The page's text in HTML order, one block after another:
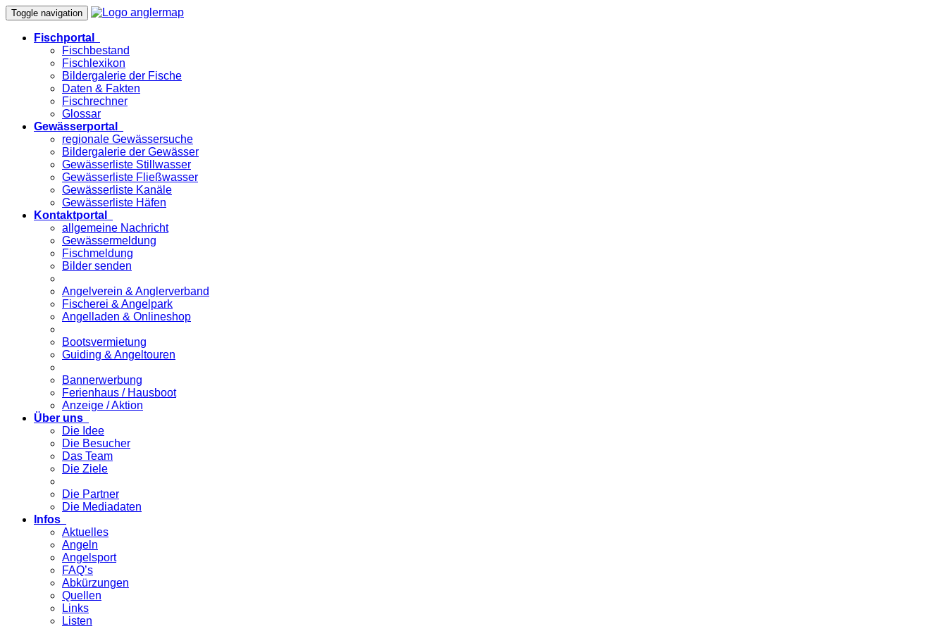
Toggle navigation
Fischportal
Fischbestand
Fischlexikon
Bildergalerie der Fische
Daten & Fakten
Fischrechner
Glossar
Gewässerportal
regionale Gewässersuche
Bildergalerie der Gewässer
Gewässerliste Stillwasser
Gewässerliste Fließwasser
Gewässerliste Kanäle
Gewässerliste Häfen
Kontaktportal
allgemeine Nachricht
Gewässermeldung
Fischmeldung
Bilder senden
Angelverein & Anglerverband
Fischerei & Angelpark
Angelladen & Onlineshop
Bootsvermietung
Guiding & Angeltouren
Bannerwerbung
Ferienhaus / Hausboot
Anzeige / Aktion
Über uns
Die Idee
Die Besucher
Das Team
Die Ziele
Die Partner
Die Mediadaten
Infos
Aktuelles
Angeln
Angelsport
FAQ’s
Abkürzungen
Quellen
Links
Listen